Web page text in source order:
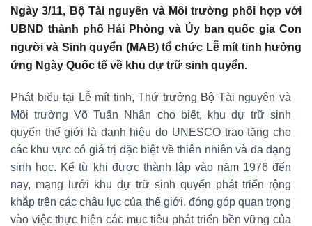
Ngày 3/11, Bộ Tài nguyên và Môi trường phối hợp với
UBND thành phố Hải Phòng và Ủy ban quốc gia Con
người và Sinh quyển (MAB) tổ chức Lễ mít tinh hưởng
ứng Ngày Quốc tế về khu dự trữ sinh quyển.
Phát biểu tại Lễ mít tinh, Thứ trưởng Bộ Tài nguyên và
Môi trường Võ Tuấn Nhân cho biết, khu dự trữ sinh
quyển thế giới là danh hiệu do UNESCO trao tặng cho
các khu vực có giá trị đặc biệt về thiên nhiên và đa dạng
sinh học. Kể từ khi được thành lập vào năm 1976 đến
nay, mạng lưới khu dự trữ sinh quyển phát triển rộng
khắp trên các châu lục của thế giới, đóng góp quan trọng
vào việc thực hiện các mục tiêu phát triển bền vững của